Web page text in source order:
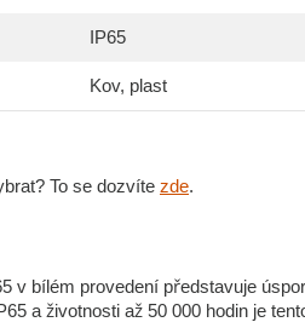
IP65
Kov, plast
To se dozvíte zde.
v bílém provedení představuje
a životnosti až 50 000 hodin je